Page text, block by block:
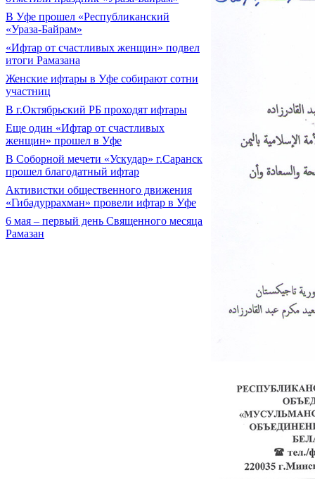
В Уфе прошел «Республиканский
«Ураза-Байрам»
«Ифтар от счастливых женщин» подвел
итоги Рамазана
Женские ифтары в Уфе собирают сотни
участниц
В г.Октябрьский РБ проходят ифтары
Еще один «Ифтар от счастливых
женщин» прошел в Уфе
В Соборной мечети «Ускудар» г.Саранск
прошел благодатный ифтар
Активистки общественного движения
«Гибадуррахман» провели ифтар в Уфе
6 мая – первый день Священного месяца
Рамазан